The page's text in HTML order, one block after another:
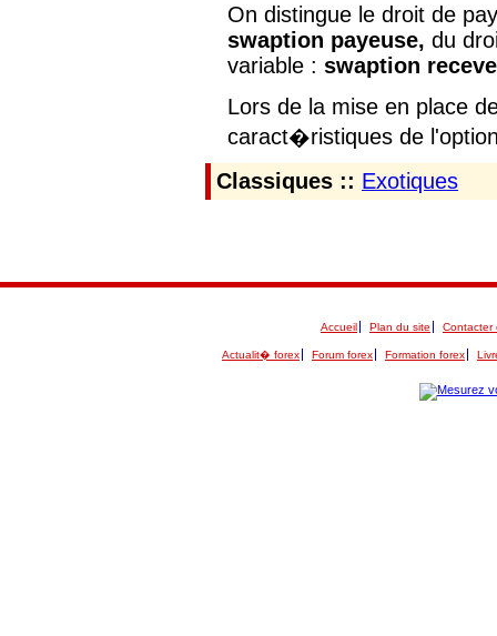
On distingue le droit de
swaption payeuse, du
variable : swaption
Lors de la mise en place
caract�ristiques de
Classiques :: Exotiques
Accueil Plan du site Contacter
Actualit� forex Forum forex Formation forex